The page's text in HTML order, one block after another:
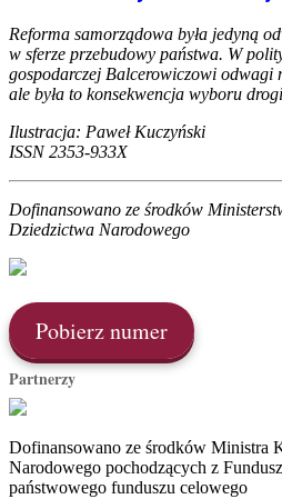
Reforma samorządowa była jedyną
w sferze przebudowy państwa. W
gospodarczej Balcerowiczowi odwagi
ale była to konsekwencja wyboru
Ilustracja: Paweł Kuczyński
ISSN 2353-933X
Dofinansowano ze środków
Dziedzictwa Narodowego
Pobierz numer
Partnerzy
Dofinansowano ze środków Ministra
Narodowego pochodzących z
państwowego funduszu celowego